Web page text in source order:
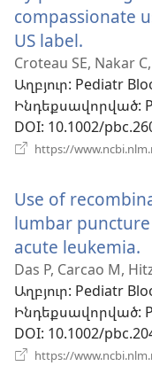
compassionate
US label.
է
նոր
Croteau SE, Nakar
Աղբյուր‎: Pediatr
Ինդեքսավորված‎:
DOI‎: 10.1002/
https://
Use of
lumbar
acute leukemia.
է
Das P, Carcao M,
Աղբյուր‎: Pediatr
Ինդեքսավորված‎:
DOI‎: 10.1002/
https://